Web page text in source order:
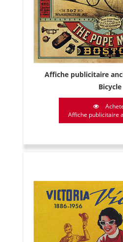
Affiche publicitaire
Bicycle
Affiche publicitaire